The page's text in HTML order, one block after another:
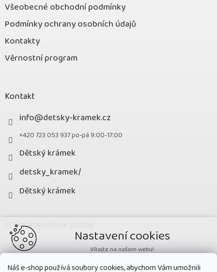
Náš e-shop používá soubory cookies, abychom Vám umožnili
Všeobecné obchodní podmínky
Podmínky ochrany osobních údajů
Kontakty
Věrnostní program
Kontakt
info@detsky-kramek.cz
+420 723 053 937 po-pá 9:00-17:00
Dětský krámek
detsky_kramek/
Dětský krámek
Přijímáme online platby
Nastavení cookies
Vítejte na našem webu!
Potřebujeme nastavit cookies a související technologie, aby